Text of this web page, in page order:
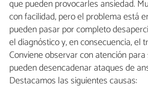
que pueden provocarles ansiedad.
con facilidad, pero el problema está
pueden pasar por completo
el diagnóstico y, en consecuencia, el
Conviene observar con atención
pueden desencadenar ataques de
Destacamos las siguientes causas: